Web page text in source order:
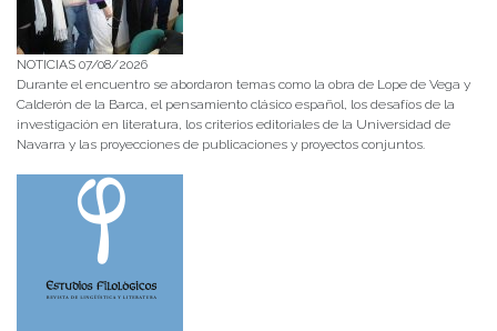
NOTICIAS 07/08/2026
Durante el encuentro se abordaron temas como la obra de Lope de Vega y
Calderón de la Barca, el pensamiento clásico español, los desafíos de la
investigación en literatura, los criterios editoriales de la Universidad de
Navarra y las proyecciones de publicaciones y proyectos conjuntos.